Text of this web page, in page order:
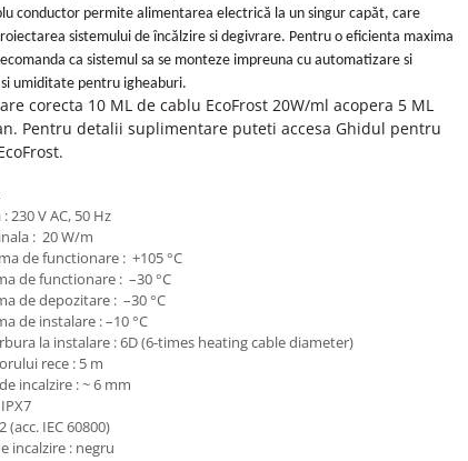
conductor permite alimentarea electrică la un singur capăt, care
sistemului de încălzire si degivrare. Pentru o eficienta maxima
ca sistemul sa se monteze impreuna cu automatizare si
umiditate pentru igheaburi.
corecta 10 ML de cablu EcoFrost 20W/ml acopera 5 ML
Pentru detalii suplimentare puteti accesa Ghidul pentru
230 V AC, 50 Hz
: 20 W/m
de functionare : +105 °C
de functionare : –30 °C
de depozitare : –30 °C
de instalare : –10 °C
la instalare : 6D (6-times heating cable diameter)
rece : 5 m
incalzire : ~ 6 mm
(acc. IEC 60800)
incalzire : negru